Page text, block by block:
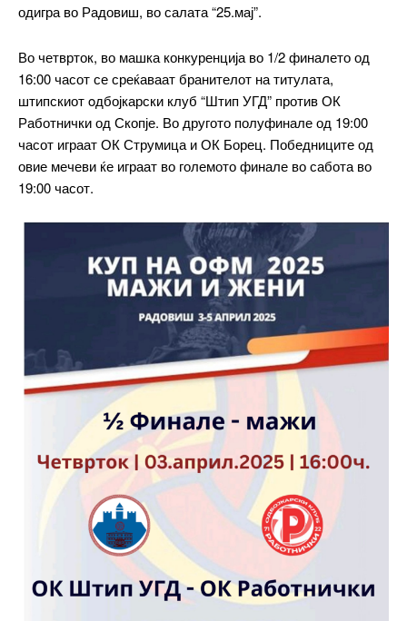
━ pricing plans
бесплатно / forever
одигра во Радовиш, во салата “25.мај”.
Во четврток, во машка конкуренција во 1/2 финалето од
16:00 часот се среќаваат бранителот на титулата,
штипскиот oдбојкарски клуб “Штип УГД” против ОК
Работнички од Скопје. Во другото полуфинале од 19:00
часот играат ОК Струмица и ОК Борец. Победниците од
овие мечеви ќе играат во големото финале во сабота во
19:00 часот.